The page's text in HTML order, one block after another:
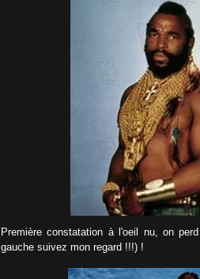
Première constatation à l'oeil nu, on
gauche suivez mon regard !!!) !